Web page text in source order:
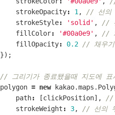
strokeOpacity: 1 ,
// 선의
strokeStyle: 'solid' ,
//
fillColor: '#00a0e9' ,
//
fillOpacity: 0.2
// 채우기
});
// 그리기가 종료됐을때 지도에 표
polygon = new kakao.maps .
path: [clickPosition],
//
strokeWeight : 3,
// 선의